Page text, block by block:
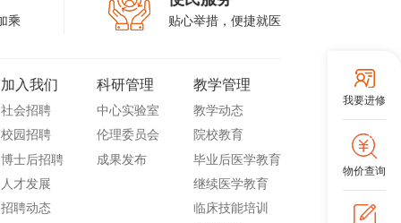
乘 贴心举措，便捷就医
加入我们
社会招聘
校园招聘
博士后招聘
人才发展
招聘动态
科研管理
中心实验室
伦理委员会
成果发布
教学管理
教学动态
院校教育
毕业后医学教育
继续医学教育
临床技能培训
我要进修
物价查询